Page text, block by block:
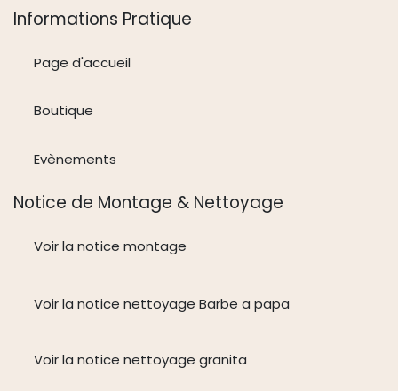
Informations Pratique
Page d'accueil
Boutique
Evènements
Notice de Montage & Nettoyage
Voir la notice montage
Voir la notice nettoyage Barbe a papa
Voir la notice nettoyage granita